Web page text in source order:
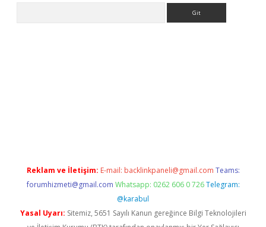
Reklam ve İletişim: E-mail: backlinkpaneli@gmail.com Teams:
forumhizmeti@gmail.com Whatsapp: 0262 606 0 726 Telegram:
@karabul
Yasal Uyarı: Sitemiz, 5651 Sayılı Kanun gereğince Bilgi Teknolojileri